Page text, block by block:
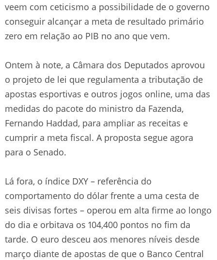
veem com ceticismo a possibilidade de o governo
conseguir alcançar a meta de resultado primário
zero em relação ao PIB no ano que vem.
Ontem à note, a Câmara dos Deputados aprovou
o projeto de lei que regulamenta a tributação de
apostas esportivas e outros jogos online, uma das
medidas do pacote do ministro da Fazenda,
Fernando Haddad, para ampliar as receitas e
cumprir a meta fiscal. A proposta segue agora
para o Senado.
Lá fora, o índice DXY – referência do
comportamento do dólar frente a uma cesta de
seis divisas fortes – operou em alta firme ao longo
do dia e orbitava os 104,400 pontos no fim da
tarde. O euro desceu aos menores níveis desde
março diante de apostas de que o Banco Central